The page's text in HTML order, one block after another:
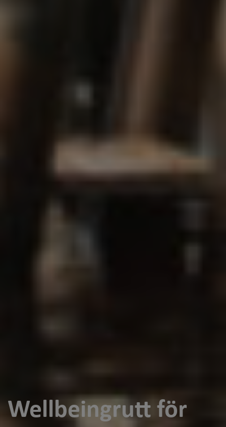
Wellbeingrutt för